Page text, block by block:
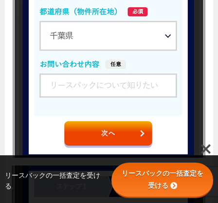
リースバックの一括査定を受け
る
リースバックの一括査定を
受ける